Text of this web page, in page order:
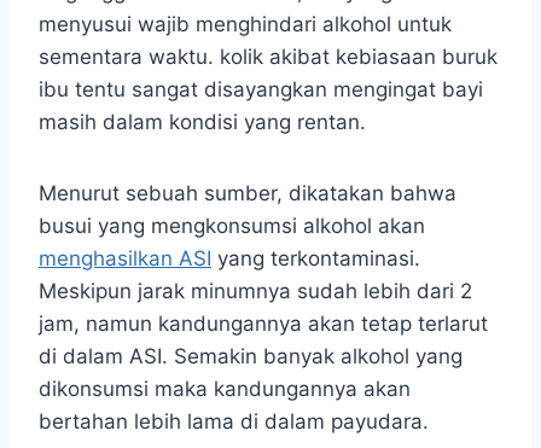
menyusui wajib menghindari alkohol untuk
sementara waktu. kolik akibat kebiasaan buruk
ibu tentu sangat disayangkan mengingat bayi
masih dalam kondisi yang rentan.
Menurut sebuah sumber, dikatakan bahwa
busui yang mengkonsumsi alkohol akan
menghasilkan ASI yang terkontaminasi.
Meskipun jarak minumnya sudah lebih dari 2
jam, namun kandungannya akan tetap terlarut
di dalam ASI. Semakin banyak alkohol yang
dikonsumsi maka kandungannya akan
bertahan lebih lama di dalam payudara.